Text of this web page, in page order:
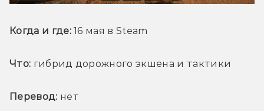
Когда и где: 16 мая в Steam
Что: гибрид дорожного экшена и тактики
Перевод: нет